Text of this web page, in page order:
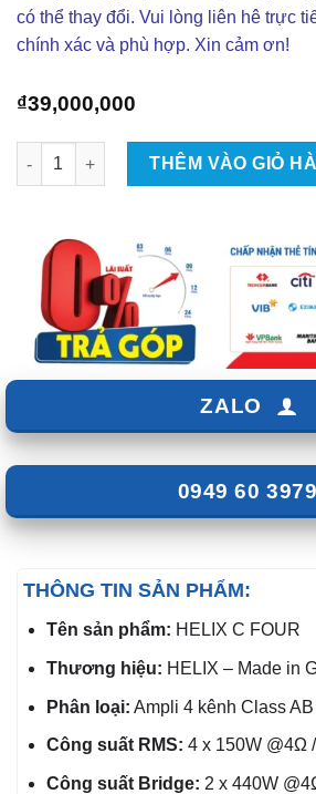
có thể thay đổi. Vui lòng liên hê trực
chính xác và phù hợp. Xin cảm ơn!
₫39,000,000
Âm ly ô tô Helix 4 Kênh C Four số
THÊM VÀO GIỎ
ZALO
0949 60 3979
THÔNG TIN SẢN PHẨM:
Tên sản phẩm: HELIX C FOUR
Thương hiệu: HELIX – Made in
Phân loại: Ampli 4 kênh Class
Công suất RMS: 4 x 150W @4Ω
Công suất Bridge: 2 x 440W